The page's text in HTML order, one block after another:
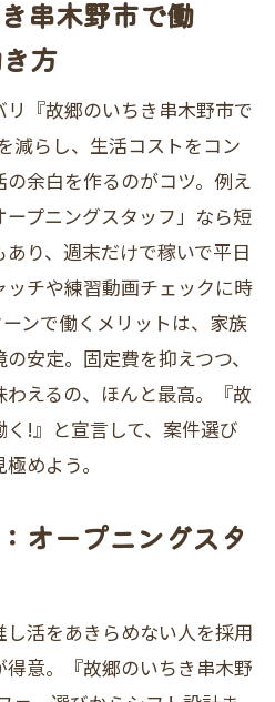
串木野市で働
方
『故郷のいちき串木野市で
減らし、生活コストをコン
の余白を作るのがコツ。例え
プニングスタッフ」なら短
り、週末だけで稼いで平日
ッチや練習動画チェックに時
ンで働くメリットは、家族
安定。固定費を抑えつつ、
えるの、ほんと最高。『故
!』と宣言して、案件選び
めよう。
オープニングスタ
し活をあきらめない人を採用
意。『故郷のいちき串木野